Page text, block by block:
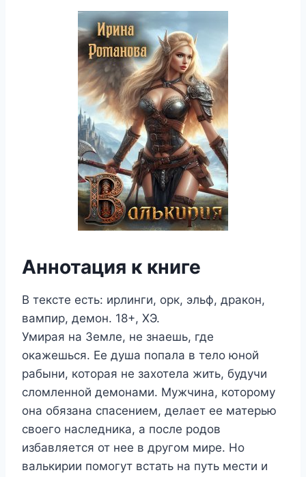
Аннотация к книге
В тексте есть: ирлинги, орк, эльф, дракон,
вампир, демон. 18+, ХЭ.
Умирая на Земле, не знаешь, где
окажешься. Ее душа попала в тело юной
рабыни, которая не захотела жить, будучи
сломленной демонами. Мужчина, которому
она обязана спасением, делает ее матерью
своего наследника, а после родов
избавляется от нее в другом мире. Но
валькирии помогут встать на путь мести и